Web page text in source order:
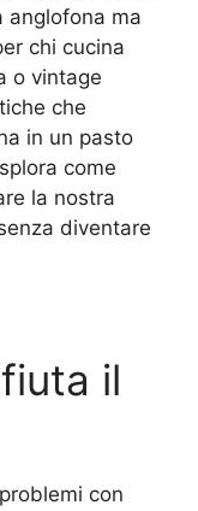
anglofona ma
chi cucina
o vintage
che
in un pasto
come
la nostra
diventare
il
con